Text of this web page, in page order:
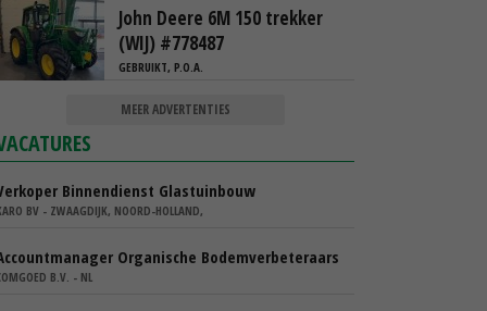
John Deere 6M 150 trekker
(WIJ) #778487
GEBRUIKT, P.O.A.
MEER ADVERTENTIES
Binnendienst Glastuinbouw
BV - ZWAAGDIJK, NOORD-HOLLAND,
Organische Bodemverbeteraars
B.V. - NL